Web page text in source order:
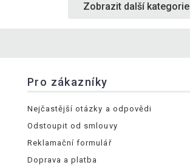
Zobrazit další kategorie
Pro zákazníky
Nejčastější otázky a odpovědi
Odstoupit od smlouvy
Reklamační formulář
Doprava a platba